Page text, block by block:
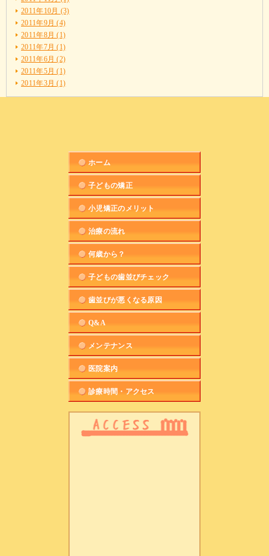
2011年10月 (3)
2011年9月 (4)
2011年8月 (1)
2011年7月 (1)
2011年6月 (2)
2011年5月 (1)
2011年3月 (1)
ホーム
子どもの矯正
小児矯正のメリット
治療の流れ
何歳から？
子どもの歯並びチェック
歯並びが悪くなる原因
Q&A
メンテナンス
医院案内
診療時間・アクセス